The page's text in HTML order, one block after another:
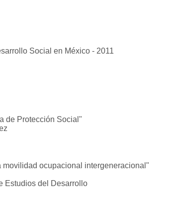
Social en México - 2011
de Protección Social"
ocupacional intergeneracional"
Estudios del Desarrollo